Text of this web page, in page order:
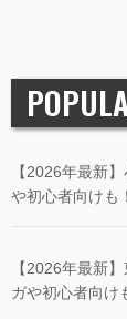
【2026年最新
や初心者向けも！
【2026年最新
ガや初心者向け